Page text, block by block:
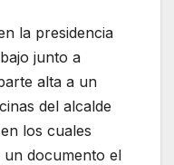
la presidencia
junto a
alta a un
del alcalde
los cuales
un documento el